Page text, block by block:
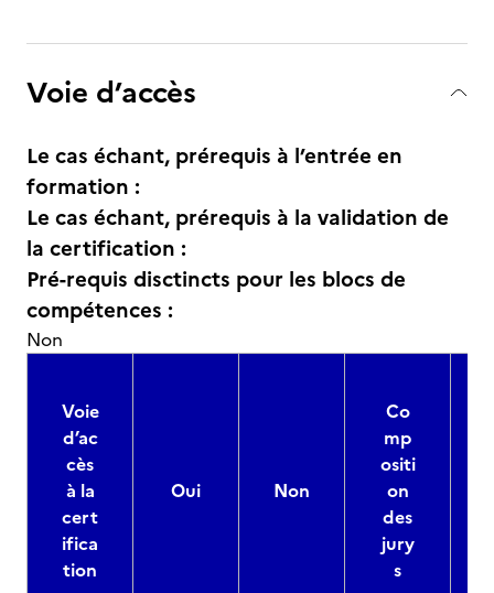
Voie d’accès
Le cas échant, prérequis à l’entrée en
formation :
Le cas échant, prérequis à la validation de
la certification :
Pré-requis disctincts pour les blocs de
compétences :
Non
Voie
d’ac
cès
à la
cert
ifica
tion
Oui Non
Co
mp
ositi
on
des
jury
s